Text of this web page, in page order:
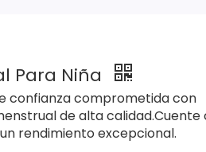
Para Niña
confianza comprometida con
de alta calidad.Cuente
rendimiento excepcional.